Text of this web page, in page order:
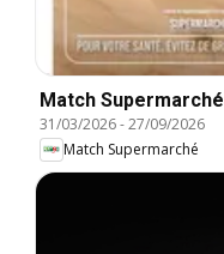
Match
31/03/2026-27/09/2026
Match Supermarché